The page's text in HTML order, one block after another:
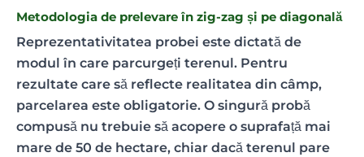
Metodologia de prelevare în zig-zag și pe diagonală
Reprezentativitatea probei este dictată de
modul în care parcurgeți terenul. Pentru
rezultate care să reflecte realitatea din câmp,
parcelarea este obligatorie. O singură probă
compusă nu trebuie să acopere o suprafață mai
mare de 50 de hectare, chiar dacă terenul pare